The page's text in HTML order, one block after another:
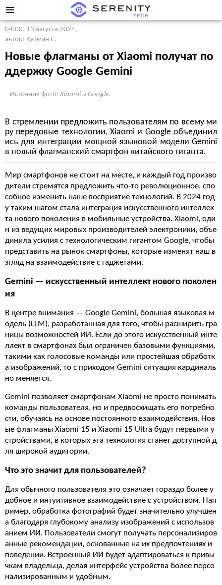
04:00, 13 августа 2024,
автор: Кутман С.
Новые флагманы от Xiaomi получат по
ддержку Google Gemini
Источник фото: Xiaomi и Google.
В стремлении предложить пользователям по всему ми
ру передовые технологии, Xiaomi и Google объединил
ись для интеграции мощной языковой модели Gemini
в новый флагманский смартфон китайского гиганта.
Мир смартфонов не стоит на месте, и каждый год произво
дители стремятся предложить что-то революционное, спо
собное изменить наше восприятие технологий. В 2024 год
у таким шагом стала интеграция искусственного интеллек
та нового поколения в мобильные устройства. Xiaomi, оди
н из ведущих мировых производителей электроники, объе
динила усилия с технологическим гигантом Google, чтобы
представить на рынок смартфоны, которые изменят наш в
згляд на взаимодействие с гаджетами.
Gemini — искусственный интеллект нового поколен
ия
В центре внимания — Google Gemini, большая языковая м
одель (LLM), разработанная для того, чтобы расширить гра
ницы возможностей ИИ. Если до этого искусственный инте
ллект в смартфонах был ограничен базовыми функциями,
такими как голосовые команды или простейшая обработк
а изображений, то с приходом Gemini ситуация кардиналь
но меняется.
Gemini позволяет смартфонам Xiaomi не просто понимать
команды пользователя, но и предвосхищать его потребно
сти, обучаясь на основе постоянного взаимодействия. Нов
ые флагманы Xiaomi 15 и Xiaomi 15 Ultra будут первыми у
стройствами, в которых эта технология станет доступной д
ля широкой аудитории.
Что это значит для пользователей?
Для обычного пользователя это означает гораздо более у
добное и интуитивное взаимодействие с устройством. Нап
ример, обработка фотографий будет значительно улучшен
а благодаря глубокому анализу изображений с использов
анием ИИ. Пользователи смогут получать персонализиров
анные рекомендации, основанные на их предпочтениях и
поведении. Встроенный ИИ будет адаптироваться к привы
чкам владельца, делая интерфейс устройства более персо
нализированным и удобным.